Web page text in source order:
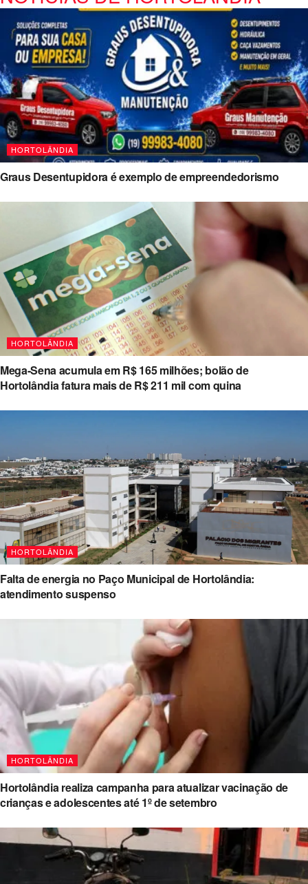
HORTOLÂNDIA
Graus Desentupidora é exemplo de empreendedorismo
HORTOLÂNDIA
Mega-Sena acumula em R$ 165 milhões; bolão de
Hortolândia fatura mais de R$ 211 mil com quina
HORTOLÂNDIA
Falta de energia no Paço Municipal de Hortolândia:
atendimento suspenso
HORTOLÂNDIA
Hortolândia realiza campanha para atualizar vacinação de
crianças e adolescentes até 1º de setembro